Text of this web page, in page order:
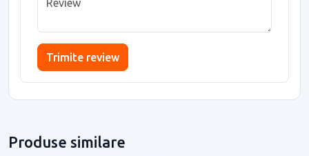
Trimite review
Produse similare